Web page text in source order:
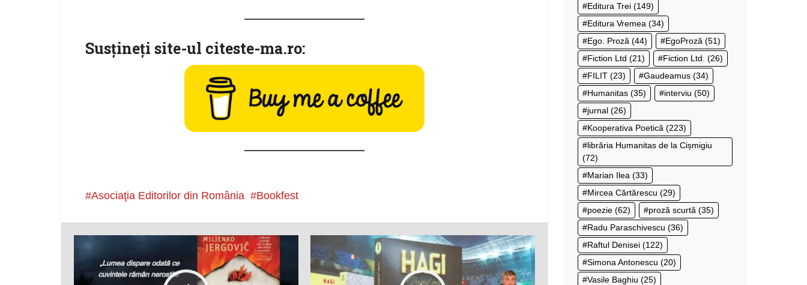
Susţineţi site-ul citeste-ma.ro:
Asociaţia Editorilor din România Bookfest
Editura Trei (149)
Editura Vremea (34)
Ego. Proză (44) EgoProză (51)
Fiction Ltd (21) Fiction Ltd. (26)
FILIT (23) Gaudeamus (34)
Humanitas (35) interviu (50)
jurnal (26)
Kooperativa Poetică (223)
librăria Humanitas de la Cișmigiu
(72)
Marian Ilea (33)
Mircea Cărtărescu (29)
poezie (62) proză scurtă (35)
Radu Paraschivescu (36)
Raftul Denisei (122)
Simona Antonescu (20)
Vasile Baghiu (25)